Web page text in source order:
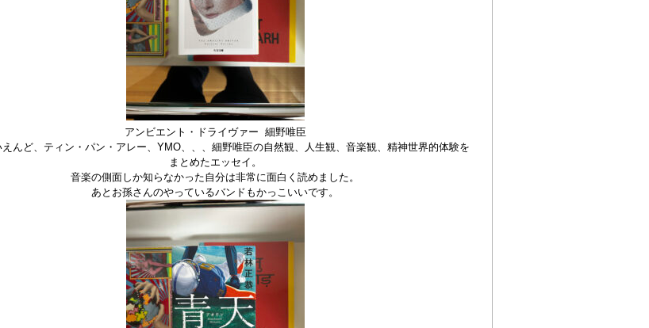
アンビエント・ドライヴァー 細野唯臣
えんど、ティン・パン・アレー、YMO、、、細野唯臣の自然観、人生観、音楽観、精神世界的体験を
まとめたエッセイ。
音楽の側面しか知らなかった自分は非常に面白く読めました。
あとお孫さんのやっているバンドもかっこいいです。